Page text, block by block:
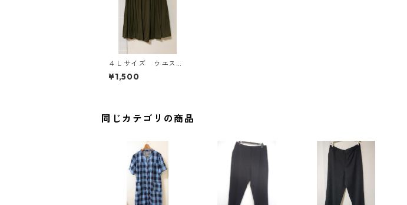
４Ｌサイズ ウエスト
ゴム インナーパンツ
付きスカート カー
¥1,500
同じカテゴリの商品